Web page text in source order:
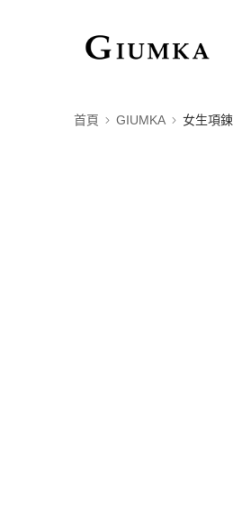
首頁 GIUMKA 女生項鍊